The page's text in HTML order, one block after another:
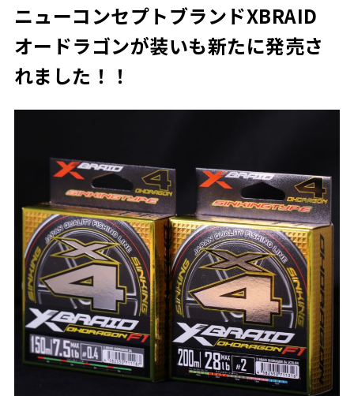
ニューコンセプトブランドXBRAID
オードラゴンが装いも新たに発売さ
れました！！